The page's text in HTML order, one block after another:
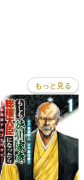
もっと見る